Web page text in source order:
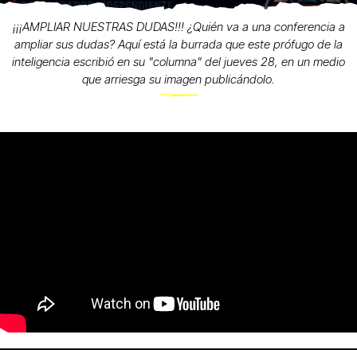
¡¡¡AMPLIAR NUESTRAS DUDAS!!! ¿Quién va a una conferencia a
ampliar sus dudas? Aquí está la burrada que este prófugo de la
inteligencia escribió en su "columna" del jueves 28, en un medio
que arriesga su imagen publicándolo.